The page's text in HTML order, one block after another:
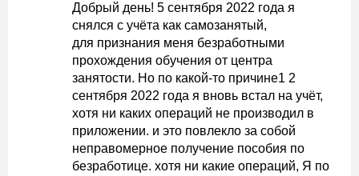
Добрый день! 5 сентября 2022 года я
снялся с учёта как самозанятый,
для признания меня безработными
прохождения обучения от центра
занятости. Но по какой-то причине1 2
сентября 2022 года я вновь встал на учёт,
хотя ни каких операций не производил в
приложении. и это повлекло за собой
неправомерное получение пособия по
безработице. хотя ни какие операций, Я по